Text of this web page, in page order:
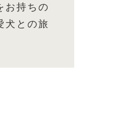
お持ちの
犬との旅